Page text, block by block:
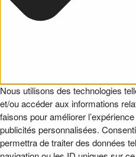
Nous utilisons des technologies
et/ou accéder aux informations
faisons pour améliorer
publicités personnalisées.
permettra de traiter des données